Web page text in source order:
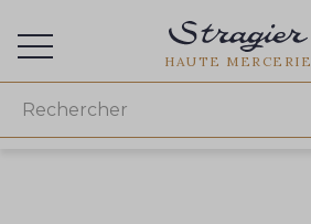
HAUTE MERCERIE